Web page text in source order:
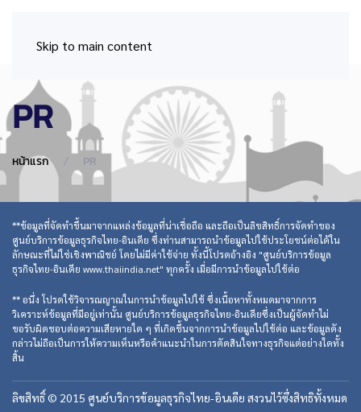
Skip to main content
PR
หน้าแรก PR
**ข้อมูลที่จัดทำขึ้นมาจากแหล่งข้อมูลที่น่าเชื่อถือ และถือเป็นลิขสิทธิ์การจัดทำของ
ศูนย์บริการข้อมูลธุรกิจไทย-อินเดีย ซึ่งท่านสามารถนำข้อมูลไปใช้ประโยชน์ต่อได้ใน
ลักษณะที่ไม่ใช่เชิงพาณิชย์ โดยไม่มีค่าใช้จ่าย ทั้งนี้โปรดอ้างอิง "ศูนย์บริการข้อมูล
ธุรกิจไทย-อินเดีย www.thaiindia.net" ทุกครั้ง เมื่อมีการนำข้อมูลไปใช้ต่อ
** อนึ่ง โปรดใช้วิจารณญาณในการนำข้อมูลไปใช้ ซึ่งเนื้อหาทั้งหมดมาจากการ
วิเคราะห์ข้อมูลที่มีอยู่เท่านั้น ศูนย์บริการข้อมูลธุรกิจไทย-อินเดียซึ่งเป็นผู้จัดทำไม่
ขอรับผิดชอบต่อความเสียหายใด ๆ ที่เกิดขึ้นจากการนำข้อมูลไปใช้ต่อ และข้อมูลดัง
กล่าวไม่ถือเป็นการให้ความเห็นหรือคำแนะนำในการตัดสินใจทางธุรกิจแต่อย่างใดทั้ง
สิ้น
ลิขสิทธิ์ © 2015 ศูนย์บริการข้อมูลธุรกิจไทย-อินเดีย สงวนไว้ซึ่งสิทธิทั้งหมด